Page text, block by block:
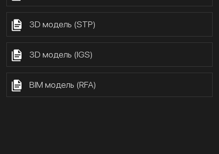
3D модель (STP)
3D модель (IGS)
BIM модель (RFA)